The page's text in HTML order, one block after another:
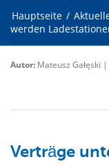
Hauptseite /
werden
Autor: Mateusz Gałęski |
Verträge